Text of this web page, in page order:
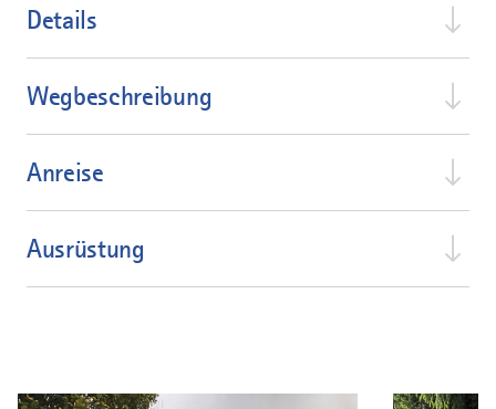
Details
Wegbeschreibung
Anreise
Ausrüstung